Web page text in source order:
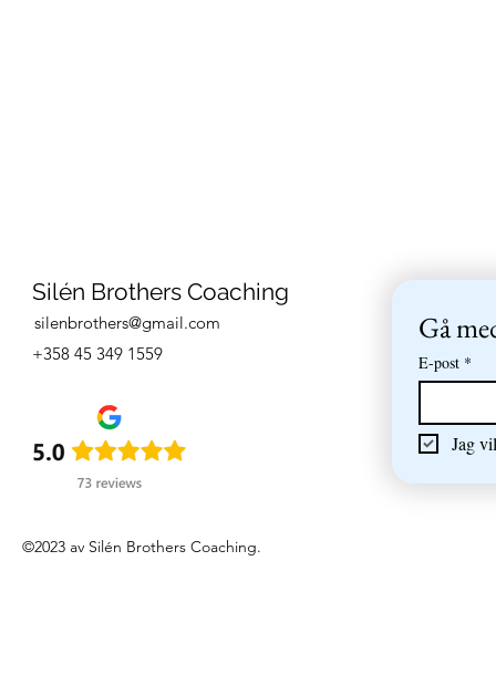
Silén Brothers Coaching
silenbrothers@gmail.com
+358 45 349 1559
Gå
E-post *
Jag
©2023 av Silén Brothers Coaching.